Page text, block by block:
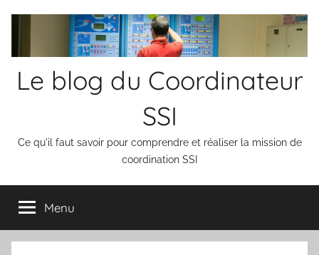
Le blog du Coordinateur
SSI
Ce qu'il faut savoir pour comprendre et réaliser la mission de
coordination SSI
Menu